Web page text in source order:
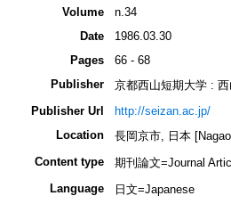
Volume
n.34
Date
1986.03.30
Pages
66 - 68
Publisher
京都西山短期大学 :
Publisher Url
http://seizan.ac.jp/
Location
長岡京市, 日本
Content type
期刊論文=Journal
Language
日文=Japanese